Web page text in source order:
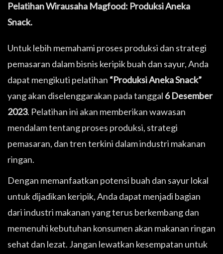
Pelatihan Wirausaha Magfood: Produksi Aneka
Snack.
Untuk lebih memahami proses produksi dan strategi
pemasaran dalam bisnis keripik buah dan sayur, Anda
dapat mengikuti pelatihan “Produksi Aneka Snack”
yang akan diselenggarakan pada tanggal 6 Desember
2023. Pelatihan ini akan memberikan wawasan
mendalam tentang proses produksi, strategi
pemasaran, dan tren terkini dalam industri makanan
ringan.
Dengan memanfaatkan potensi buah dan sayur lokal
untuk dijadikan keripik, Anda dapat menjadi bagian
dari industri makanan yang terus berkembang dan
memenuhi kebutuhan konsumen akan makanan ringan
sehat dan lezat. Jangan lewatkan kesempatan untuk